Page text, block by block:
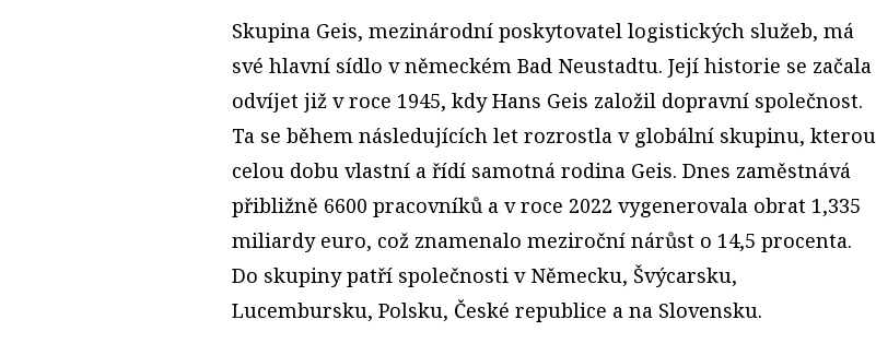
Skupina Geis, mezinárodní poskytovatel logistických služeb, má
své hlavní sídlo v německém Bad Neustadtu. Její historie se začala
odvíjet již v roce 1945, kdy Hans Geis založil dopravní společnost.
Ta se během následujících let rozrostla v globální skupinu, kterou
celou dobu vlastní a řídí samotná rodina Geis. Dnes zaměstnává
přibližně 6600 pracovníků a v roce 2022 vygenerovala obrat 1,335
miliardy euro, což znamenalo meziroční nárůst o 14,5 procenta.
Do skupiny patří společnosti v Německu, Švýcarsku,
Lucembursku, Polsku, České republice a na Slovensku.